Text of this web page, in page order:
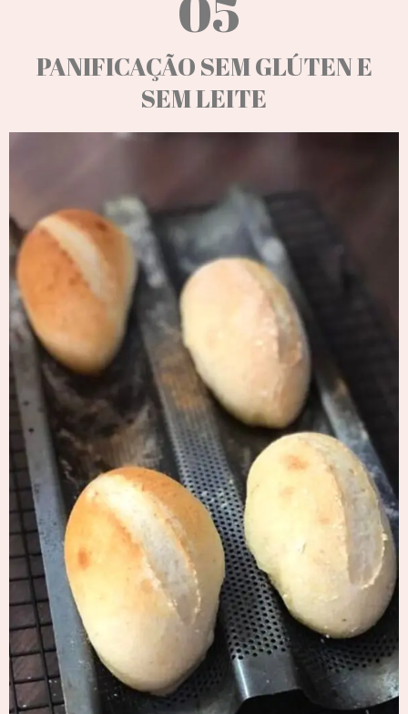
PANIFICAÇÃO SEM GLÚTEN E
SEM LEITE